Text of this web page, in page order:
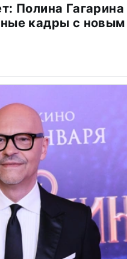
Полина Гагарина
кадры с новым